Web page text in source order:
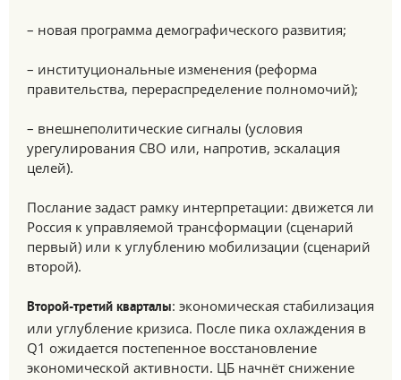
– новая программа демографического развития;
– институциональные изменения (реформа
правительства, перераспределение полномочий);
– внешнеполитические сигналы (условия
урегулирования СВО или, напротив, эскалация
целей).
Послание задаст рамку интерпретации: движется ли
Россия к управляемой трансформации (сценарий
первый) или к углублению мобилизации (сценарий
второй).
Второй-третий кварталы: экономическая стабилизация
или углубление кризиса. После пика охлаждения в
Q1 ожидается постепенное восстановление
экономической активности. ЦБ начнёт снижение